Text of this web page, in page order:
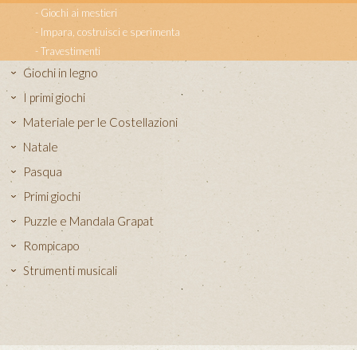
Giochi ai mestieri
Impara, costruisci e sperimenta
Travestimenti
Giochi in legno
I primi giochi
Materiale per le Costellazioni
Natale
Pasqua
Primi giochi
Puzzle e Mandala Grapat
Rompicapo
Strumenti musicali